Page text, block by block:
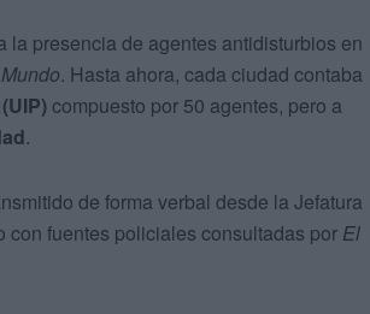
la presencia de agentes antidisturbios en
. Hasta ahora, cada ciudad contaba
(UIP)compuesto por 50 agentes, pero a
.
de forma verbal desde la Jefatura
con fuentes policiales consultadas por El